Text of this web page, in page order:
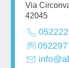
Via
42045